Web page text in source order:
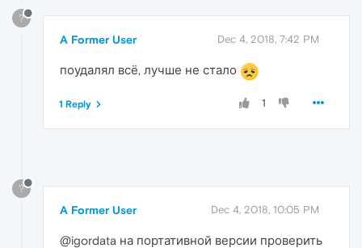
?
A Former User Dec 4, 2018, 7:42 PM
поудалял всё, лучше не стало
1
1 Reply
?
A Former User Dec 4, 2018, 10:05 PM
@igordata на портативной версии проверить